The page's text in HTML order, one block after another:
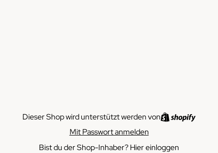
Dieser Shop wird unterstützt werden von
Mit Passwort anmelden
Bist du der Shop-Inhaber?Hier einloggen